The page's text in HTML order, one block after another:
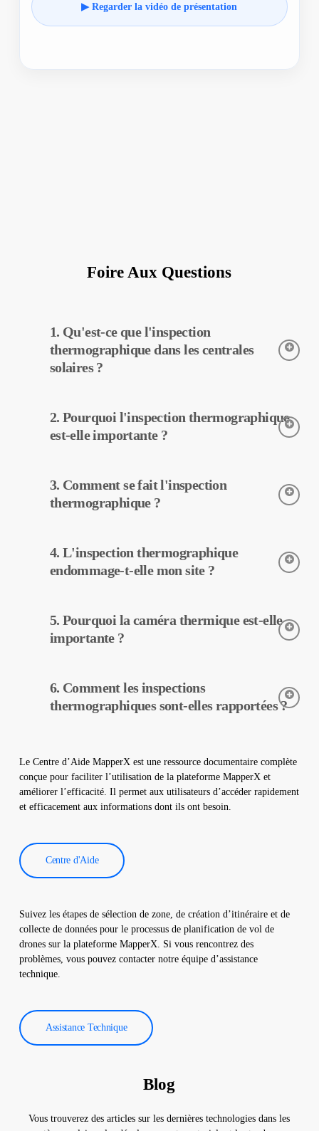
▶ Regarder la vidéo de présentation
Foire Aux Questions
1. Qu'est-ce que l'inspection
thermographique dans les centrales
solaires ?
détecter les températures des équipements dans les centrales
solaires. Grâce à cette inspection, les pannes potentielles peuvent
2. Pourquoi l'inspection thermographique
est-elle importante ?
équipements dans les centrales solaires. Avec la détection
précoce des pannes et l’entretien préventif, les coûts
3. Comment se fait l'inspection
thermographique ?
thermiques. Ces caméras détectent les températures des
équipements, et ces données sont traitées et rapportées par
4. L'inspection thermographique
endommage-t-elle mon site ?
elle peut donc être réalisée sans aucun changement physique
dans votre centrale. Elle n’endommage pas votre site et
5. Pourquoi la caméra thermique est-elle
importante ?
précision les températures des équipements dans les centrales
solaires. Elles aident à la détection précoce des pannes et à
6. Comment les inspections
thermographiques sont-elles rapportées ?
utilisés pour améliorer l’efficacité des centrales solaires et
réduire les coûts d’exploitation.
Le Centre d’Aide MapperX est une ressource documentaire complète
conçue pour faciliter l’utilisation de la plateforme MapperX et
améliorer l’efficacité. Il permet aux utilisateurs d’accéder rapidement
et efficacement aux informations dont ils ont besoin.
Centre d'Aide
Suivez les étapes de sélection de zone, de création d’itinéraire et de
collecte de données pour le processus de planification de vol de
drones sur la plateforme MapperX. Si vous rencontrez des
problèmes, vous pouvez contacter notre équipe d’assistance
technique.
Assistance Technique
Blog
Vous trouverez des articles sur les dernières technologies dans les